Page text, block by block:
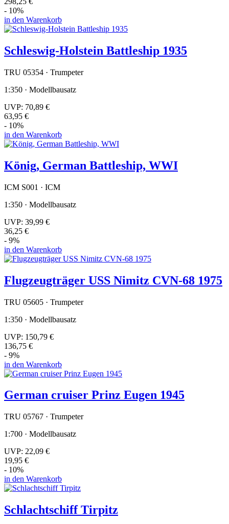
- 10%
in den Warenkorb
Schleswig-Holstein Battleship 1935
TRU 05354 · Trumpeter
1:350 · Modellbausatz
UVP: 70,89 €
63,95 €
- 10%
in den Warenkorb
König, German Battleship, WWI
ICM S001 · ICM
1:350 · Modellbausatz
UVP: 39,99 €
36,25 €
- 9%
in den Warenkorb
Flugzeugträger USS Nimitz CVN-68 1975
TRU 05605 · Trumpeter
1:350 · Modellbausatz
UVP: 150,79 €
136,75 €
- 9%
in den Warenkorb
German cruiser Prinz Eugen 1945
TRU 05767 · Trumpeter
1:700 · Modellbausatz
UVP: 22,09 €
19,95 €
- 10%
in den Warenkorb
Schlachtschiff Tirpitz